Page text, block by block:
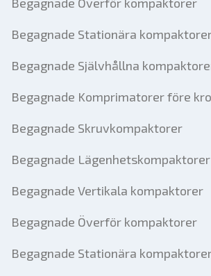
Begagnade Stationära
Begagnade Självhållna
Begagnade Komprimatorer före
Begagnade Skruvkompaktorer
Begagnade Lägenhetskompaktorer
Begagnade Vertikala kompaktorer
Begagnade Överför kompaktorer
Begagnade Stationära